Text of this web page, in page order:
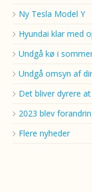
Ny Tesla Model Y
Hyundai klar med
Undgå kø i
Undgå omsyn af
Det bliver dyrere
2023 blev
Flere nyheder